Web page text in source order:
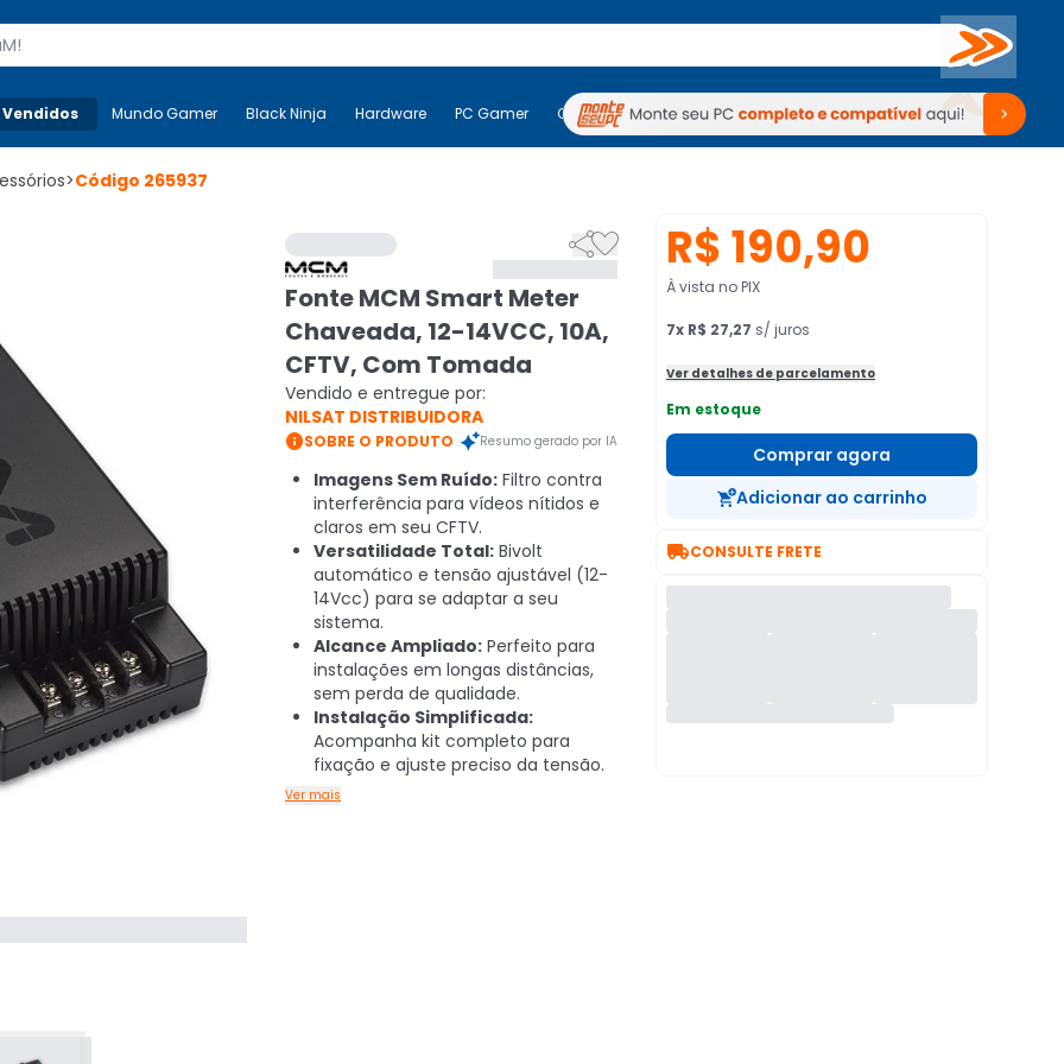
Buscar
Mais-v- Mundo Gamer Black Ninja Hardware PC Gamer Computadores Periféricos TV Venda no KaBuM!
Mundo Gamer Black Ninja Hardware PC Gamer Computadores Periféricos TV Venda no KaBuM!
>Código 265937

Fonte MCM Smart Meter
Chaveada, 12-14VCC, 10A,
CFTV, Com Tomada
Vendido e entregue por:
NILSAT DISTRIBUIDORA
SOBRE O PRODUTO Resumo gerado por IA
Imagens Sem Ruído: Filtro contra
interferência para vídeos nítidos e
claros em seu CFTV.
Versatilidade Total: Bivolt
automático e tensão ajustável (12-
14Vcc) para se adaptar a seu
sistema.
Alcance Ampliado: Perfeito para
instalações em longas distâncias,
sem perda de qualidade.
Instalação Simplificada:
Acompanha kit completo para
fixação e ajuste preciso da tensão.
Ver mais
R$ 190,90
À vista no PIX
7x R$ 27,27 s/ juros
Ver detalhes de parcelamento
Em estoque
Comprar agora
Adicionar ao carrinho
CONSULTE FRETE